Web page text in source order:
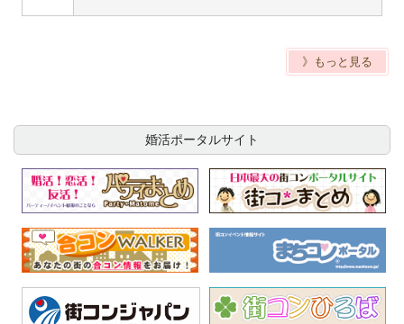
》もっと見る
婚活ポータルサイト